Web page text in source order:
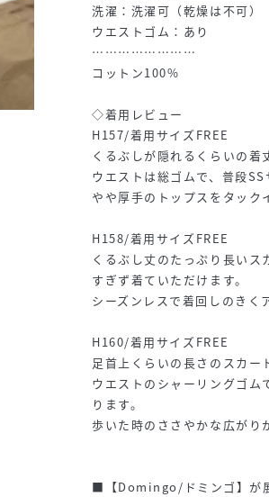
洗濯：洗濯可（乾燥は不可）
ウエストゴム：あり
……………………
コットン100%
◇着用レビュー
H157/着用サイズFREE
くるぶしが隠れるくらいの着
ウエストは総ゴムで、普段
やや厚手のトップスをタック
H158/着用サイズFREE
くるぶし丈のたっぷり長いス
すぎず着ていただけます。
シーズンレスで着回しのきく
H160/着用サイズFREE
足首上くらいの長さのスカー
ウエストのシャーリングゴム
ります。
歩いた時のささやかな広がり
■【Domingo/ドミンゴ】が